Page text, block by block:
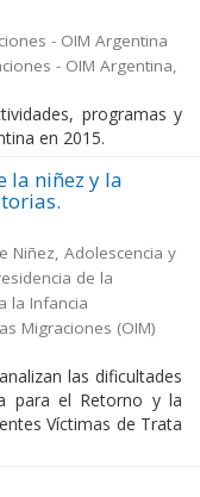
- OIM Argentina
- OIM Argentina,
programas y
en 2015.
la niñez y la
Niñez, Adolescencia y
de la
la Infancia
Migraciones (OIM)
las dificultades
para el Retorno y la
Víctimas de Trata